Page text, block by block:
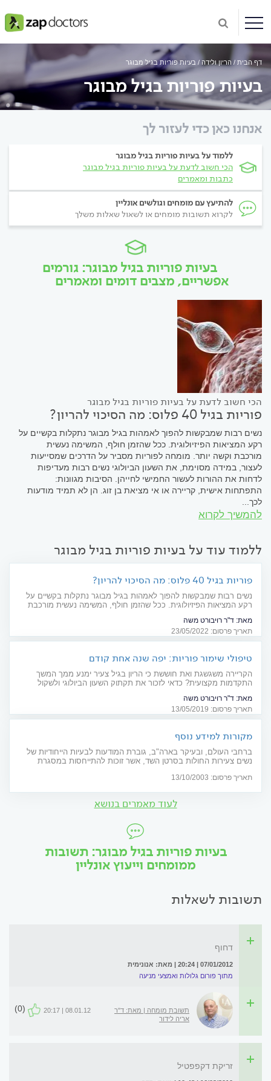
דף הבית הריון ולידה בעיות פוריות בגיל מבוגר
בעיות פוריות בגיל מבוגר
אנחנו כאן כדי לעזור לך
ללמוד על בעיות פוריות בגיל מבוגר
הכי חשוב לדעת על בעיות פוריות בגיל מבוגר
כתבות ומאמרים
להתיעץ עם מומחים וגולשים אונליין
לקרוא תשובות מומחים או לשאול שאלות משלך
בעיות פוריות בגיל מבוגר: גורמים
אפשריים, מצבים דומים ומאמרים
הכי חשוב לדעת על בעיות פוריות בגיל מבוגר
פוריות בגיל 40 פלוס: מה הסיכוי להריון?
נשים רבות שמבקשות להפוך לאמהות בגיל מבוגר נתקלות בקשיים על
רקע המציאות הפיזיולוגית. ככל שהזמן חולף, המשימה נעשית
מורכבת וקשה יותר. מומחה לפוריות מסביר על הדרכים שמסייעות
לעצור, במידה מסוימת, את השעון הביולוגי נשים רבות מעדיפות
לדחות את ההורות לעשור החמישי לחייהן. הסיבות מגוונות:
התפתחות אישית, קריירה או אי מציאת בן זוג. הן לא תמיד מודעות
לכך...
להמשיך לקרוא
ללמוד עוד על בעיות פוריות בגיל מבוגר
פוריות בגיל 40 פלוס: מה הסיכוי להריון?
נשים רבות שמבקשות להפוך לאמהות בגיל מבוגר נתקלות בקשיים על
רקע המציאות הפיזיולוגית. ככל שהזמן חולף, המשימה נעשית מורכבת
מסוימת, את השעון הביולוגי
מאת: ד"ר רויבורט משה
תאריך פרסום: 23/05/2022
טיפולי שימור פוריות: יפה שנה אחת קודם
הקריירה משגשגת ואת חוששת כי הריון בגיל צעיר ימנע ממך המשך
התקדמות מקצועית? כדאי לזכור את תקתוק השעון הביולוגי ולשקול
סקירה מקיפה
מאת: ד"ר רויבורט משה
תאריך פרסום: 13/05/2019
מקורות למידע נוסף
ברחבי העולם, ובעיקר בארה"ב, גוברת המודעות לבעיות הייחודיות של
נשים צעירות החולות בסרטן השד, אשר זוכות להתייחסות במסגרת
תאריך פרסום: 13/10/2003
לעוד מאמרים בנושא
בעיות פוריות בגיל מבוגר: תשובות
ממומחים וייעוץ אונליין
תשובות לשאלות
דחוף
07/01/2012 | 20:24 | מאת: אנונימית
מתוך פורום גלולות ואמצעי מניעה
תשובת מומחה | מאת: ד"ר
אריה לידור
08.01.12 | 20:17
(0)
זריקת דקפפטיל